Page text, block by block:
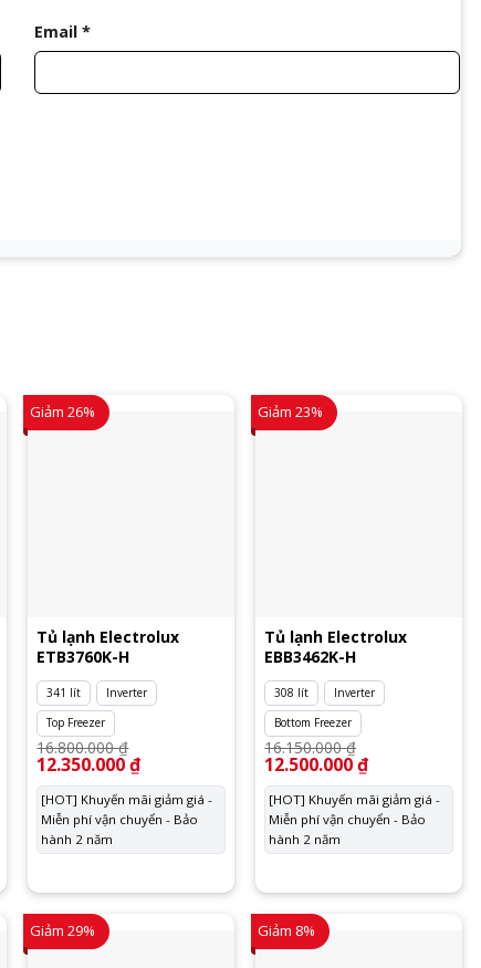
Email *
Giảm 26%
Tủ lạnh Electrolux
ETB3760K-H
341 lít
Inverter
Top Freezer
16.800.000₫
Giá
gốc
là:
16.800.000 ₫.
12.350.000₫
tại
là:
12.350.000 ₫.
[HOT] Khuyến mãi giảm giá -
Miễn phí vận chuyển - Bảo
hành 2 năm
Giảm 23%
Tủ lạnh Electrolux
EBB3462K-H
308 lít
Inverter
Bottom Freezer
16.150.000₫
Giá
gốc
là:
16.150.000 ₫.
12.500.000₫
tại
là:
12.500.000 ₫.
[HOT] Khuyến mãi giảm giá -
Miễn phí vận chuyển - Bảo
hành 2 năm
Giảm 29% Giảm 8%